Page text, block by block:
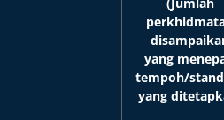
(Jumlah
yang
tempoh/
yang